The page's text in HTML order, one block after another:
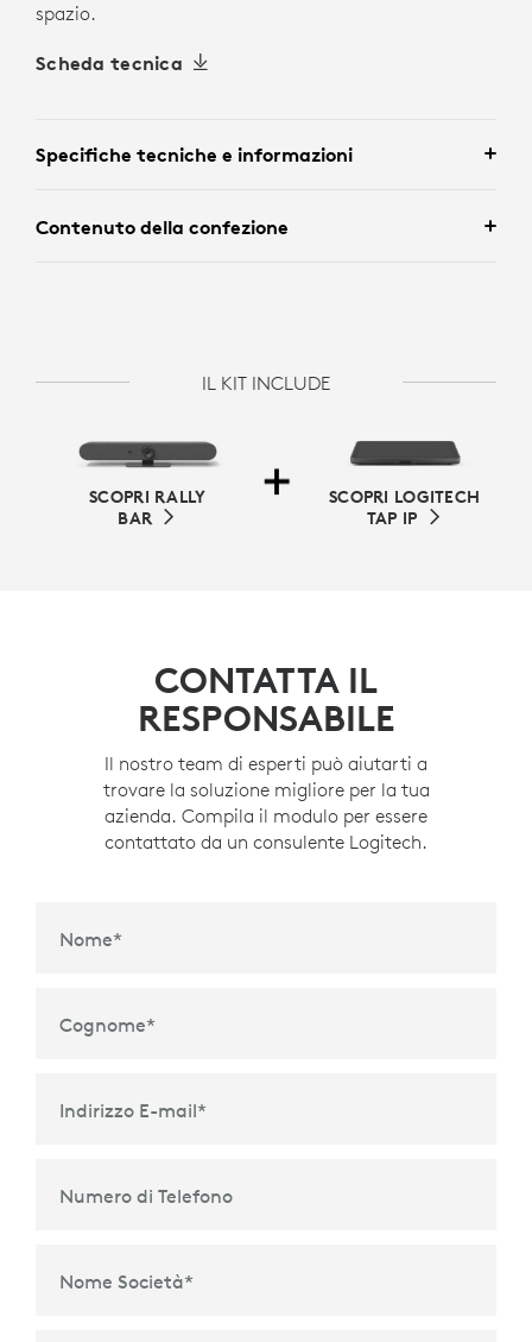
spazio.
Scheda tecnica
Specifiche tecniche e informazioni
Contenuto della confezione
IL KIT INCLUDE
SCOPRI RALLY
BAR
SCOPRI LOGITECH
TAP IP
CONTATTA IL
RESPONSABILE
Il nostro team di esperti può aiutarti a
trovare la soluzione migliore per la tua
azienda. Compila il modulo per essere
contattato da un consulente Logitech.
Nome*
Cognome*
Indirizzo E-mail*
Numero di Telefono
Nome Società*